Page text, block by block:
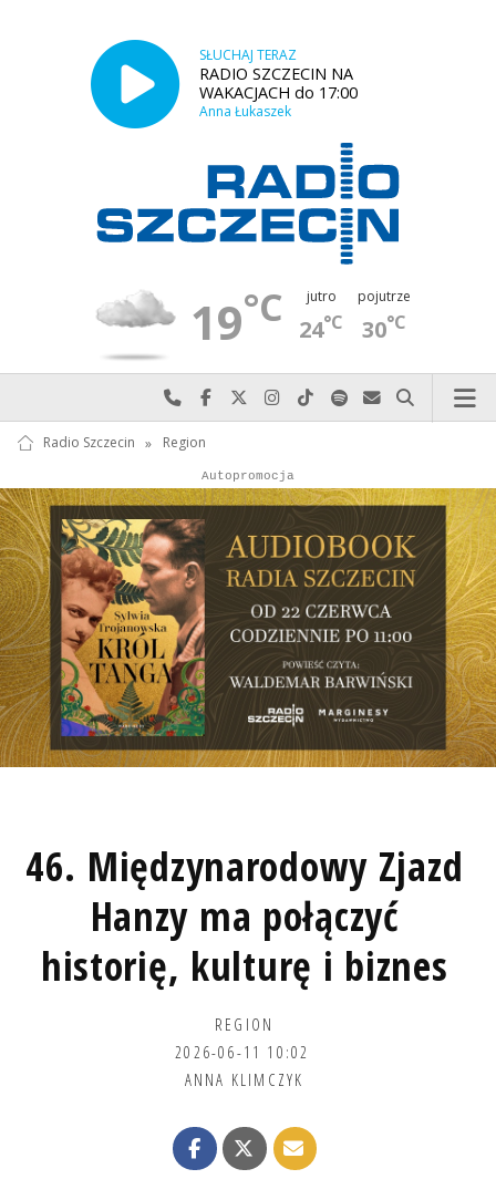
SŁUCHAJ TERAZ
RADIO SZCZECIN NA
WAKACJACH do 17:00
Anna Łukaszek
19°C jutro
24°C
pojutrze
30°C
Najlepiej po prostu do nas zadzwoń
Odwiedź nas na Facebook-u
Odwiedź nas na X
Odwiedź nas na Instagram-ie
Odwiedź nas na TikTok-u
Szukaj nas na Spotify
Wyślij do nas
Szukaj
Radio Szczecin » Region
Autopromocja
Autopromocja
Reklama
46. Międzynarodowy Zjazd
Hanzy ma połączyć
historię, kulturę i biznes
REGION
2026-06-11 10:02
ANNA KLIMCZYK